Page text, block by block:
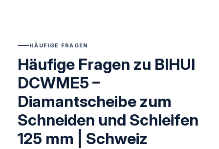
HÄUFIGE FRAGEN
Häufige Fragen zu BIHUI
DCWME5 –
Diamantscheibe zum
Schneiden und Schleifen
125 mm | Schweiz